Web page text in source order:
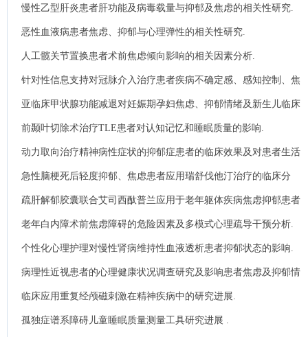
慢性乙型肝炎患者肝功能及病毒载量与抑郁及焦虑的相关性研究.
恶性血液病患者焦虑、抑郁与心理弹性的相关性研究.
人工髋关节置换患者术前焦虑倾向影响的相关因素分析.
针对性信息支持对冠脉介入治疗患者疾病不确定感、感知控制、焦
虑及抑郁的影响.
亚临床甲状腺功能减退对妊娠期孕妇焦虑、抑郁情绪及新生儿临床
转归的影响.
前颞叶切除术治疗TLE患者对认知记忆和睡眠质量的影响.
动力取向治疗精神病性症状的抑郁症患者的临床效果及对患者生活
质量的影响情况研究.
急性脑梗死后轻度抑郁、焦虑患者应用瑞舒伐他汀治疗的临床分
析.
疏肝解郁胶囊联合艾司西酞普兰应用于老年躯体疾病焦虑抑郁患者
的效果及对治疗依从性的影响.
老年白内障术前焦虑障碍的危险因素及多模式心理疏导干预分析.
个性化心理护理对慢性肾病维持性血液透析患者抑郁状态的影响.
病理性近视患者的心理健康状况调查研究及影响患者焦虑及抑郁情
绪的相关影响因素分析.
临床应用重复经颅磁刺激在精神疾病中的研究进展.
孤独症谱系障碍儿童睡眠质量测量工具研究进展 .